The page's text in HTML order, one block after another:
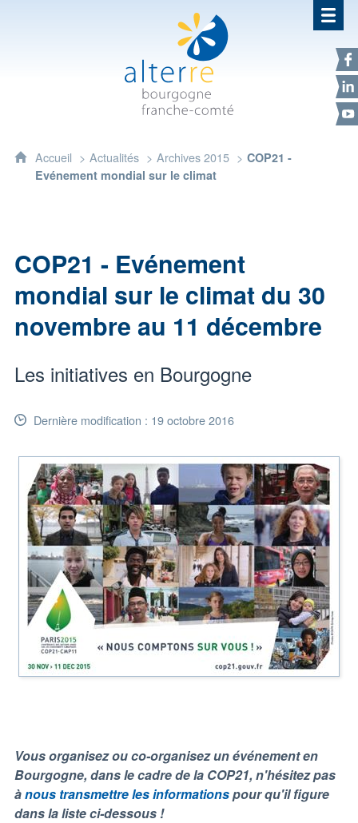
Alterre Bourgogne Franche-
Accueil Actualités Archives 2015
COP21 -
Evénement mondial sur le climat
COP21 - Evénement
mondial sur le climat du 30
novembre au 11 décembre
Les initiatives en Bourgogne
Dernière modification : 19 octobre 2016
Vous organisez ou co-organisez un événement en
Bourgogne, dans le cadre de la COP21, n'hésitez pas
ànous transmettre les informationspour qu'il figure
dans la liste ci-dessous !